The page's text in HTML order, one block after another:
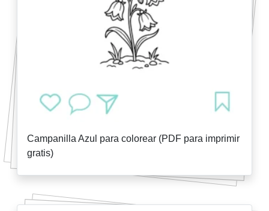
Campanilla Azul para colorear (PDF para imprimir
gratis)